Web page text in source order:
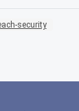
security